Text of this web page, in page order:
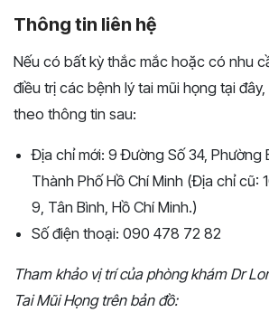
Thông tin liên hệ
Nếu có bất kỳ thắc mắc hoặc có nhu
điều trị các bệnh lý tai mũi họng tại
theo thông tin sau:
Địa chỉ mới: 9 Đường Số 34, Phường
Thành Phố Hồ Chí Minh (Địa chỉ cũ:
9, Tân Bình, Hồ Chí Minh.)
Số điện thoại: 090 478 72 82
Tham khảo vị trí của phòng khám Dr
Tai Mũi Họng trên bản đồ: